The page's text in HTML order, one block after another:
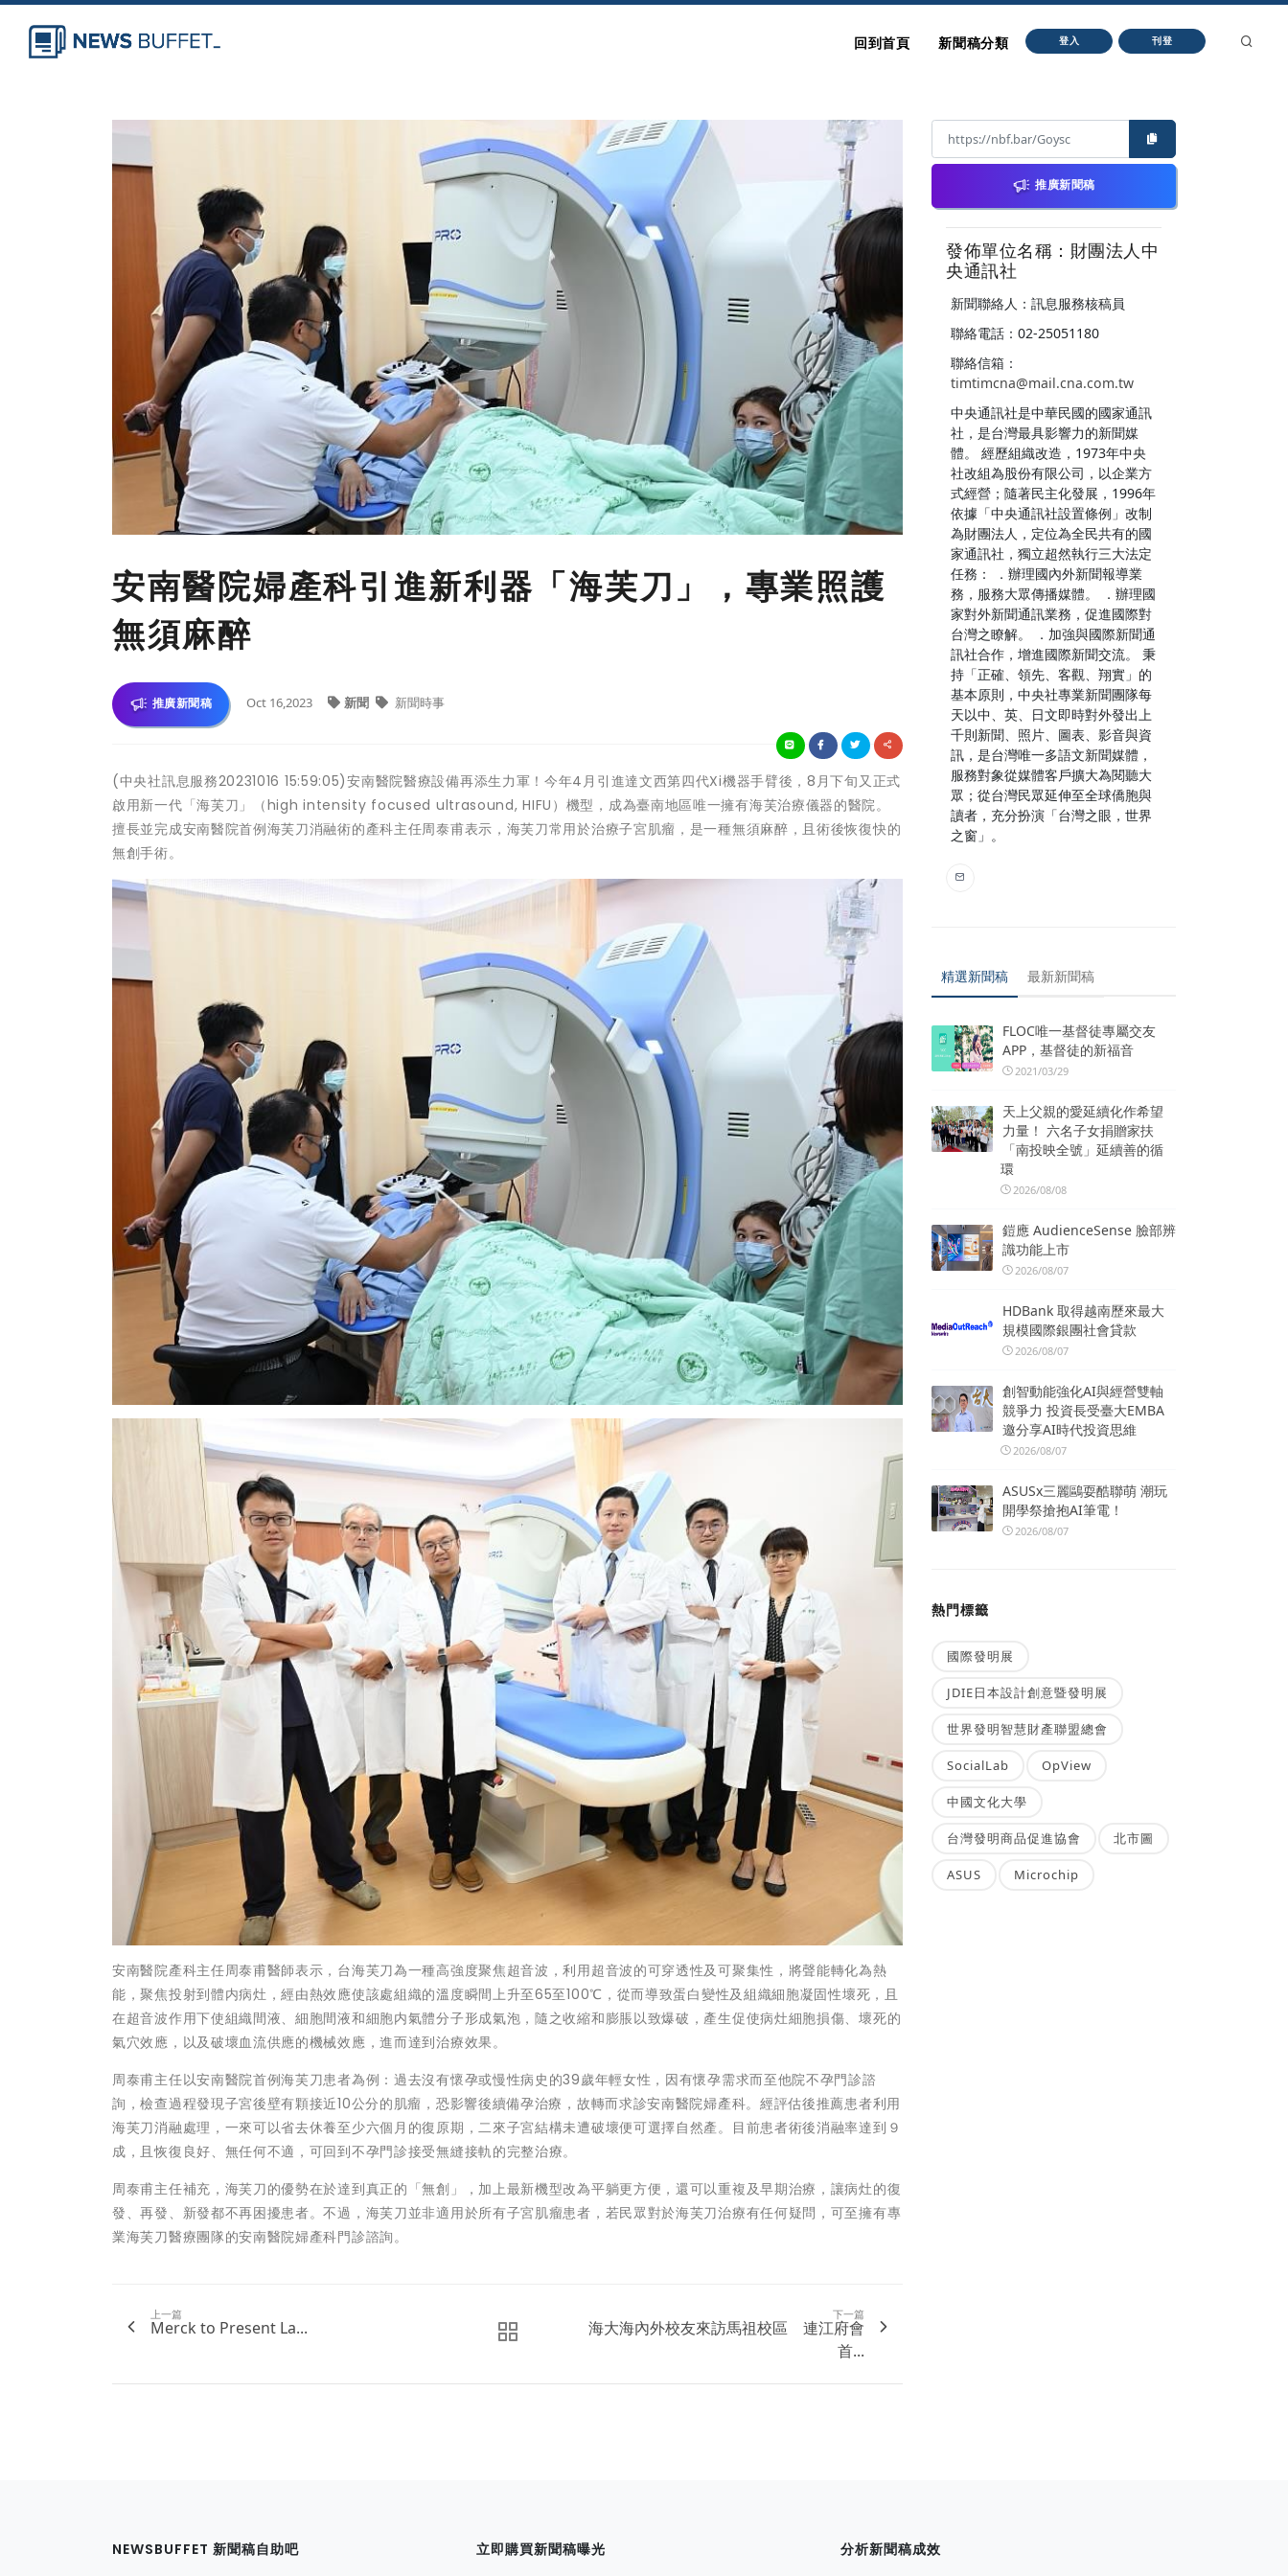
回到首頁 新聞稿分類 登入 刊登
安南醫院婦產科引進新利器「海芙刀」，專業照護
無須麻醉
推廣新聞稿 Oct 16,2023 新聞 新聞時事
(中央社訊息服務20231016 15:59:05)安南醫院醫療設備再添生力軍！今年4月引進達文西第四代Xi機器手臂後，8月下旬又正式
啟用新一代「海芙刀」（high intensity focused ultrasound, HIFU）機型，成為臺南地區唯一擁有海芙治療儀器的醫院。
擅長並完成安南醫院首例海芙刀消融術的產科主任周泰甫表示，海芙刀常用於治療子宮肌瘤，是一種無須麻醉，且術後恢復快的
無創手術。
安南醫院產科主任周泰甫醫師表示，台海芙刀為一種高強度聚焦超音波，利用超音波的可穿透性及可聚集性，將聲能轉化為熱
能，聚焦投射到體内病灶，經由熱效應使該處組織的溫度瞬間上升至65至100℃，從而導致蛋白變性及組織細胞凝固性壞死，且
在超音波作用下使組織間液、細胞間液和細胞内氣體分子形成氣泡，隨之收縮和膨脹以致爆破，產生促使病灶細胞損傷、壞死的
氣穴效應，以及破壞血流供應的機械效應，進而達到治療效果。
周泰甫主任以安南醫院首例海芙刀患者為例：過去沒有懷孕或慢性病史的39歲年輕女性，因有懷孕需求而至他院不孕門診諮
詢，檢查過程發現子宮後壁有顆接近10公分的肌瘤，恐影響後續備孕治療，故轉而求診安南醫院婦產科。經評估後推薦患者利用
海芙刀消融處理，一來可以省去休養至少六個月的復原期，二來子宮結構未遭破壞便可選擇自然產。目前患者術後消融率達到９
成，且恢復良好、無任何不適，可回到不孕門診接受無縫接軌的完整治療。
周泰甫主任補充，海芙刀的優勢在於達到真正的「無創」，加上最新機型改為平躺更方便，還可以重複及早期治療，讓病灶的復
發、再發、新發都不再困擾患者。不過，海芙刀並非適用於所有子宮肌瘤患者，若民眾對於海芙刀治療有任何疑問，可至擁有專
業海芙刀醫療團隊的安南醫院婦產科門診諮詢。
上一篇
Merck to Present La...
下一篇
海大海內外校友來訪馬祖校區 連江府會
首...
推廣新聞稿
發佈單位名稱：財團法人中
央通訊社
新聞聯絡人：訊息服務核稿員
聯絡電話：02-25051180
聯絡信箱：
timtimcna@mail.cna.com.tw
中央通訊社是中華民國的國家通訊
社，是台灣最具影響力的新聞媒
體。 經歷組織改造，1973年中央
社改組為股份有限公司，以企業方
式經營；隨著民主化發展，1996年
依據「中央通訊社設置條例」改制
為財團法人，定位為全民共有的國
家通訊社，獨立超然執行三大法定
任務： ．辦理國內外新聞報導業
務，服務大眾傳播媒體。 ．辦理國
家對外新聞通訊業務，促進國際對
台灣之瞭解。 ．加強與國際新聞通
訊社合作，增進國際新聞交流。 秉
持「正確、領先、客觀、翔實」的
基本原則，中央社專業新聞團隊每
天以中、英、日文即時對外發出上
千則新聞、照片、圖表、影音與資
訊，是台灣唯一多語文新聞媒體，
服務對象從媒體客戶擴大為閱聽大
眾；從台灣民眾延伸至全球僑胞與
讀者，充分扮演「台灣之眼，世界
之窗」。
精選新聞稿 最新新聞稿
FLOC唯一基督徒專屬交友
APP，基督徒的新福音
2021/03/29
天上父親的愛延續化作希望
力量！ 六名子女捐贈家扶
「南投映全號」延續善的循
環
2026/08/08
鎧應 AudienceSense 臉部辨
識功能上市
2026/08/07
HDBank 取得越南歷來最大
規模國際銀團社會貸款
2026/08/07
創智動能強化AI與經營雙軸
競爭力 投資長受臺大EMBA
邀分享AI時代投資思維
2026/08/07
ASUSx三麗鷗耍酷聯萌 潮玩
開學祭搶抱AI筆電！
2026/08/07
熱門標籤
國際發明展
JDIE日本設計創意暨發明展
世界發明智慧財產聯盟總會
SocialLab OpView
中國文化大學
台灣發明商品促進協會 北市圖
ASUS Microchip
NEWSBUFFET 新聞稿自助吧 立即購買新聞稿曝光 分析新聞稿成效